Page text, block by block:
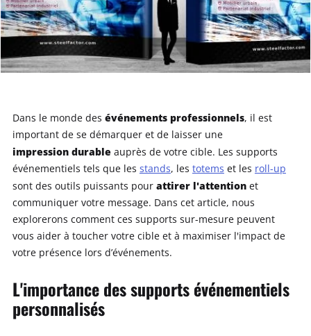
Dans le monde des événements professionnels, il est
important de se démarquer et de laisser une
impression durable auprès de votre cible. Les supports
événementiels tels que les stands, les totems et les roll-up
sont des outils puissants pour attirer l'attentionet
communiquer votre message. Dans cet article, nous
explorerons comment ces supports sur-mesure peuvent
vous aider à toucher votre cible et à maximiser l'impact de
votre présence lors d’événements.
L'importance des supports événementiels
personnalisés